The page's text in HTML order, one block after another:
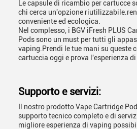
Le capsule di ricambio per cartucce
chi cerca un'opzione
conveniente ed ecologica.
Nel complesso, i BGV iFresh PLUS
Pods sono un must per tutti gli
vaping.Prendi le tue mani su queste
cartuccia oggi e prova l'esperienza
Supporto e servizi:
Il nostro prodotto Vape Cartridge
supporto tecnico completo e di
migliore esperienza di vaping